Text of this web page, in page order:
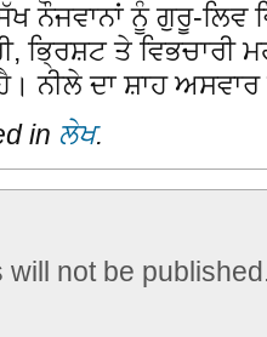
ਨੌਜਵਾਨਾਂ ਨੂੰ ਗੁਰੂ-ਲਿਵ
ਭ੍ਰਿਸ਼ਟ ਤੇ ਵਿਭਚਾਰੀ
ਨੀਲੇ ਦਾ ਸ਼ਾਹ
in ਲੇਖ.
will not be